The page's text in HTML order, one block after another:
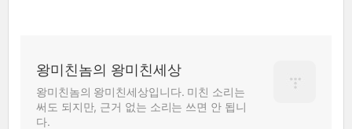
왕미친놈의 왕미친세상
왕미친놈의 왕미친세상입니다. 미친 소리는
써도 되지만, 근거 없는 소리는 쓰면 안 됩니
다.